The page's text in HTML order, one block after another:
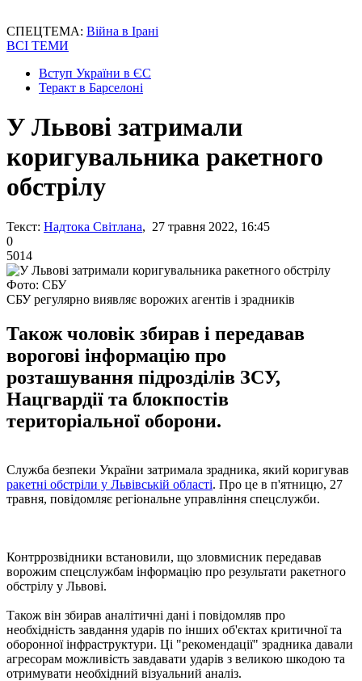
СПЕЦТЕМА: Війна в Ірані
ВСІ ТЕМИ
Вступ України в ЄС
Теракт в Барселоні
У Львові затримали
коригувальника ракетного
обстрілу
Текст: Надтока Світлана, 27 травня 2022, 16:45
0
5014
Фото: СБУ
СБУ регулярно виявляє ворожих агентів і зрадників
Також чоловік збирав і передавав
ворогові інформацію про
розташування підрозділів ЗСУ,
Нацгвардії та блокпостів
територіальної оборони.
Служба безпеки України затримала зрадника, який коригував
ракетні обстріли у Львівській області. Про це в п'ятницю, 27
травня, повідомляє регіональне управління спецслужби.
Контррозвідники встановили, що зловмисник передавав
ворожим спецслужбам інформацію про результати ракетного
обстрілу у Львові.
Також він збирав аналітичні дані і повідомляв про
необхідність завдання ударів по інших об'єктах критичної та
оборонної інфраструктури. Ці "рекомендації" зрадника давали
агресорам можливість завдавати ударів з великою шкодою та
отримувати необхідний візуальний аналіз.